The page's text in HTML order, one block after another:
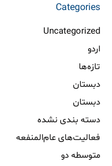
Categories
Uncategorized
اردو
تازه‌ها
دبستان
دبستان
دسته بندی نشده
فعالیت‌های عام‌المنفعه
متوسطه دو